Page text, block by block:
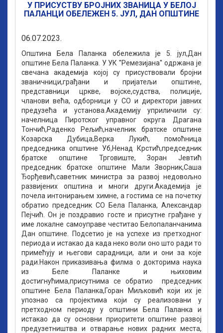
У ПРИСУСТВУ БРОЈНИХ ЗВАНИЦА У БЕЛОЈ
ПАЛАНЦИ ОБЕЛЕЖЕН 5. ЈУЛ, ДАН ОПШТИНЕ
06.07.2023.
Општина Бела Паланка обележила је 5. јул,Дан
општине Бела Паланка. У УК ''Ремезијана'' одржана је
свечана академија којој су присуствовали бројни
званичници,грађани и пријатељи општине,
представници цркве, војске,судства, полиције,
чланови већа, одборници у СО и директори јавних
предузећа и установа.Aкадемију уприличили су:
начелница Пиротског управног округа Драгана
Тончић,Раденко Рељић,начелник братске општине
Козарска Дубица,Верка Лукић, помоћница
председника општине Уб,Ненад Крстић,председник
братске општине Трговиште, Зоран Јевтић
председник братске општине Мали Зворник,Саша
Ђорђевић,саветник министра за развој недовољно
развијених општина и многи други.Академија је
почела интонирањем химне, а гостима се на почетку
обратио председник СО Бела Паланка, Александар
Пејчић. Он је поздравио госте и присутне грађане у
име локалне самоуправе честитао Белопаланчанима
Дан општине. Подсетио је на успехе из претходног
периода и истакао да када неко воли оно што ради то
примећују и његови сарадници, али и они за које
ради.Након приказивања филма о докторима наука
из Беле Паланке и њиховим
достигнућима,присутнима се обратио председник
општине Бела Паланка,Горан Миљковић који их је
упознао са пројектима који су реализовани у
претходном периоду у општини Бела Паланка и
истакао да су основни приоритети општине развој
предузетништва и отварање нових радних места,